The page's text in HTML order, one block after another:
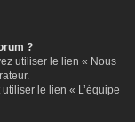
?
utiliser le lien « Nous
le lien « L’équipe